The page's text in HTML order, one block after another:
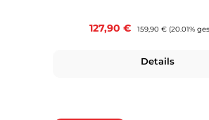
Verkaufspreis:
127,90 € Regulärer Preis:
159,90 € (20.01%
Details